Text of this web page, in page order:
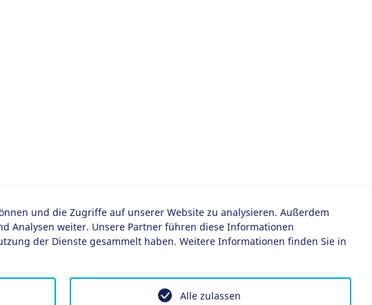
und die Zugriffe auf unserer Website zu analysieren. Außerdem
Analysen weiter. Unsere Partner führen diese Informationen
der Dienste gesammelt haben. Weitere Informationen finden Sie in
Alle zulassen